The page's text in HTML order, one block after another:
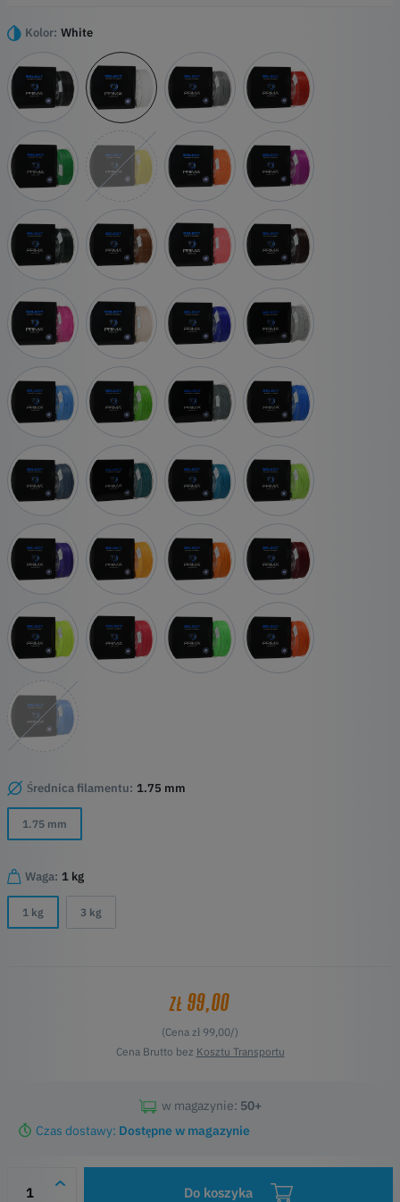
wszystkich kreatywnych projektów.
Najważniejsze wydarzenia
Łatwe drukowanie za pomocą
Stosunkowo silny
Kompatybilny ze wszystkimi drukarkami
Brak toksycznych oparów
Dostępne w wielu różnych żywych kolorach i z różnymi efektami
Kolor: White
Średnica filamentu: 1.75 mm
1.75 mm
Waga: 1 kg
1 kg 3 kg
ZŁ 99,00
(Cena zł 99,00/)
Cena Brutto bez Kosztu Transportu
w magazynie: 50+
Czas dostawy: Dostępne w magazynie
Do koszyka